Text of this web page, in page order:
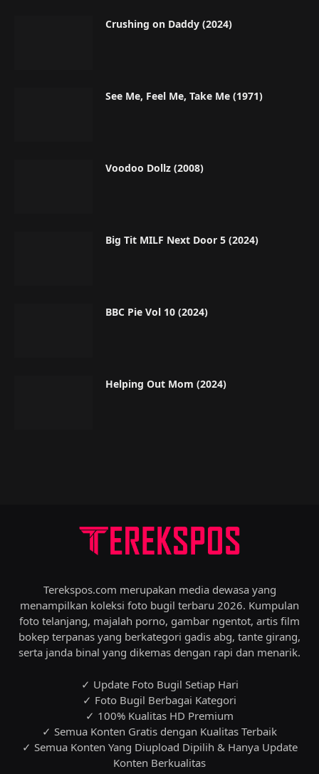
Crushing on Daddy (2024)
See Me, Feel Me, Take Me (1971)
Voodoo Dollz (2008)
Big Tit MILF Next Door 5 (2024)
BBC Pie Vol 10 (2024)
Helping Out Mom (2024)
Terekspos.com merupakan media dewasa yang
menampilkan koleksi foto bugil terbaru 2026. Kumpulan
foto telanjang, majalah porno, gambar ngentot, artis film
bokep terpanas yang berkategori gadis abg, tante girang,
serta janda binal yang dikemas dengan rapi dan menarik.
✓ Update Foto Bugil Setiap Hari
✓ Foto Bugil Berbagai Kategori
✓ 100% Kualitas HD Premium
✓ Semua Konten Gratis dengan Kualitas Terbaik
✓ Semua Konten Yang Diupload Dipilih & Hanya Update
Konten Berkualitas